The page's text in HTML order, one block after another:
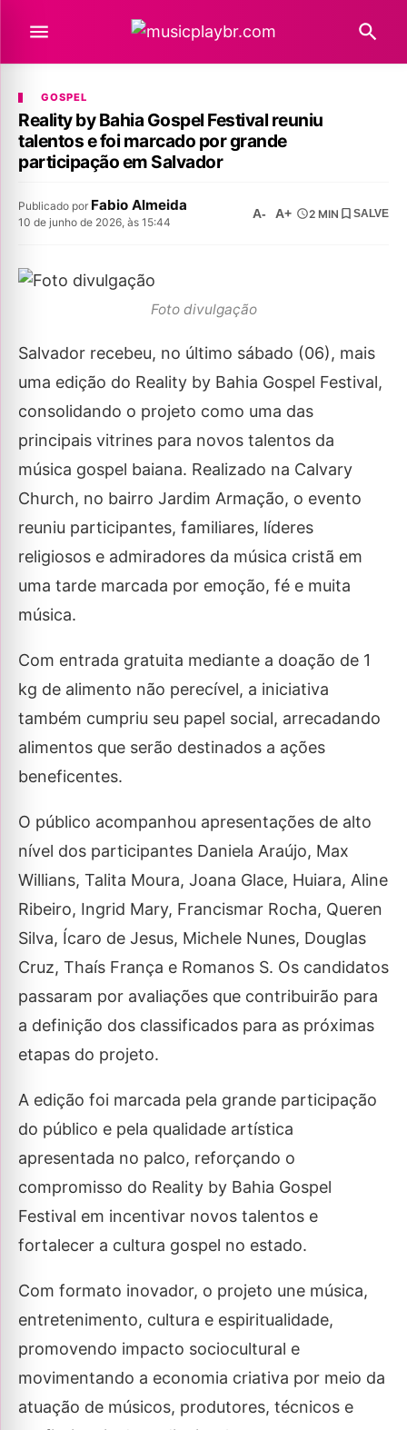
GOSPEL
Reality by Bahia Gospel Festival reuniu
talentos e foi marcado por grande
participação em Salvador
Publicado por Fabio Almeida
10 de junho de 2026, às 15:44
A- A+ 2 MIN SALVE
Foto divulgação
Salvador recebeu, no último sábado (06), mais
uma edição do Reality by Bahia Gospel Festival,
consolidando o projeto como uma das
principais vitrines para novos talentos da
música gospel baiana. Realizado na Calvary
Church, no bairro Jardim Armação, o evento
reuniu participantes, familiares, líderes
religiosos e admiradores da música cristã em
uma tarde marcada por emoção, fé e muita
música.
Com entrada gratuita mediante a doação de 1
kg de alimento não perecível, a iniciativa
também cumpriu seu papel social, arrecadando
alimentos que serão destinados a ações
beneficentes.
O público acompanhou apresentações de alto
nível dos participantes Daniela Araújo, Max
Willians, Talita Moura, Joana Glace, Huiara, Aline
Ribeiro, Ingrid Mary, Francismar Rocha, Queren
Silva, Ícaro de Jesus, Michele Nunes, Douglas
Cruz, Thaís França e Romanos S. Os candidatos
passaram por avaliações que contribuirão para
a definição dos classificados para as próximas
etapas do projeto.
A edição foi marcada pela grande participação
do público e pela qualidade artística
apresentada no palco, reforçando o
compromisso do Reality by Bahia Gospel
Festival em incentivar novos talentos e
fortalecer a cultura gospel no estado.
Com formato inovador, o projeto une música,
entretenimento, cultura e espiritualidade,
promovendo impacto sociocultural e
movimentando a economia criativa por meio da
atuação de músicos, produtores, técnicos e